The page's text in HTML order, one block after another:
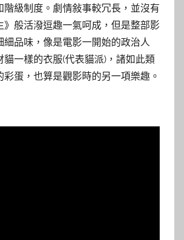
階級制度。劇情敍事較冗長，並沒有
》般活潑逗趣一氣呵成，但是整部影
細品味，像是電影一開始的政治人
貓一樣的衣服(代表貓派)，諸如此類
彩蛋，也算是觀影時的另一項樂趣。